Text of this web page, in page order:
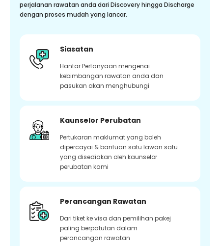
perjalanan rawatan anda dari Discovery hingga Discharge
dengan proses mudah yang lancar.
Siasatan
Hantar Pertanyaan mengenai
kebimbangan rawatan anda dan
pasukan akan menghubungi
Kaunselor Perubatan
Pertukaran maklumat yang boleh
dipercayai & bantuan satu lawan satu
yang disediakan oleh kaunselor
perubatan kami
Perancangan Rawatan
Dari tiket ke visa dan pemilihan pakej
paling berpatutan dalam
perancangan rawatan